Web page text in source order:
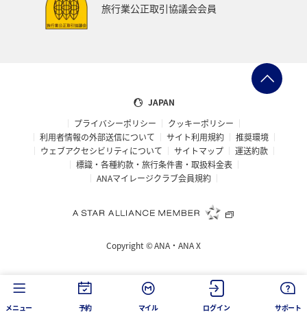
旅行業公正取引協議会会員
JAPAN
プライバシーポリシー
クッキーポリシー
利用者情報の外部送信について
サイト利用規約
推奨環境
ウェブアクセシビリティについて
サイトマップ
運送約款
標識・各種約款・旅行条件書・取扱料金表
ANAマイレージクラブ会員規約
Copyright ©ANA・ANA X
メニュー 予約 マイル ログイン サポート